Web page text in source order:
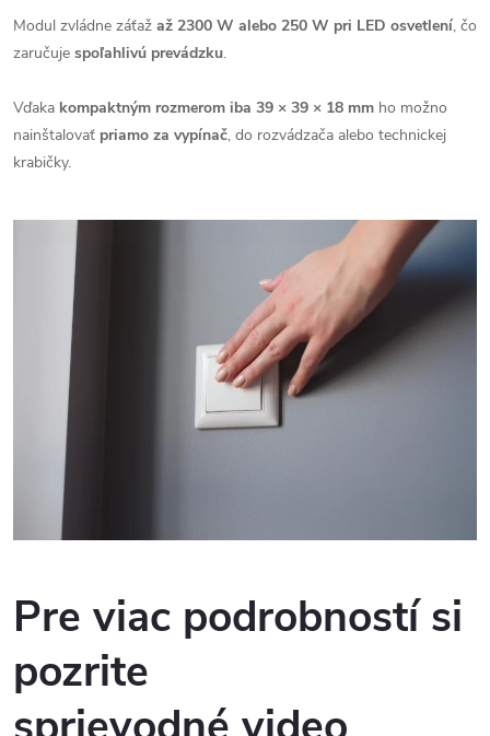
Modul zvládne záťaž až 2300 W alebo 250 W pri LED osvetlení, čo
zaručuje spoľahlivú prevádzku.
Vďaka kompaktným rozmerom iba 39 × 39 × 18 mm ho možno
nainštalovať priamo za vypínač, do rozvádzača alebo technickej
krabičky.
Pre viac podrobností si
pozrite